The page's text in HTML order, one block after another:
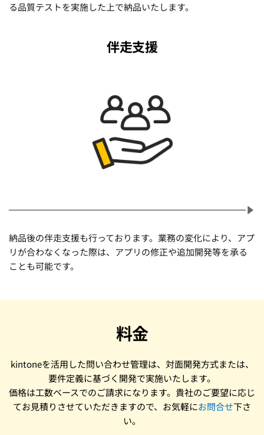
る品質テストを実施した上で納品いたします。
伴走支援
納品後の伴走支援も行っております。業務の変化により、アプ
リが合わなくなった際は、アプリの修正や追加開発等を承る
ことも可能です。
料金
kintoneを活用した問い合わせ管理は、対面開発方式または、
要件定義に基づく開発で実施いたします。
価格は工数ベースでのご請求になります。貴社のご要望に応じ
てお見積りさせていただきますので、お気軽にお問合せ下さ
い。